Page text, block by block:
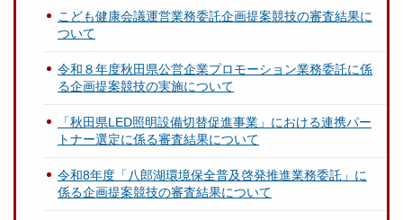
こども健康会議運営業務委託企画提案競技の審査結果に
ついて
令和８年度秋田県公営企業プロモーション業務委託に係
る企画提案競技の実施について
「秋田県LED照明設備切替促進事業」における連携パー
トナー選定に係る審査結果について
令和8年度「八郎湖環境保全普及啓発推進業務委託」に
係る企画提案競技の審査結果について